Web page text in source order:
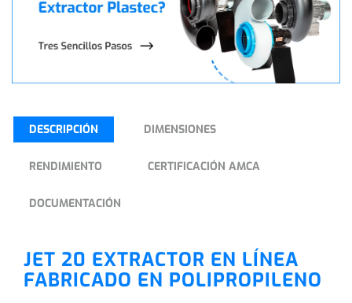
DESCRIPCIÓN DIMENSIONES
RENDIMIENTO CERTIFICACIÓN AMCA
DOCUMENTACIÓN
JET 20 EXTRACTOR EN LÍNEA
FABRICADO EN POLIPROPILENO